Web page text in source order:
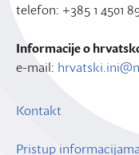
telefon: +385 1 4501
Informacije o
e-mail:
Kontakt
Pristup